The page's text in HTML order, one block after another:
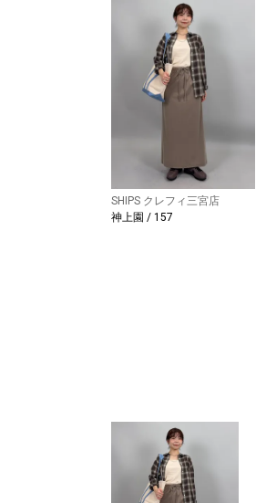
SHIPS クレフィ三宮店
神上園 / 157